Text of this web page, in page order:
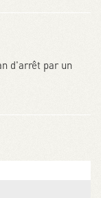
d'arrêt par un